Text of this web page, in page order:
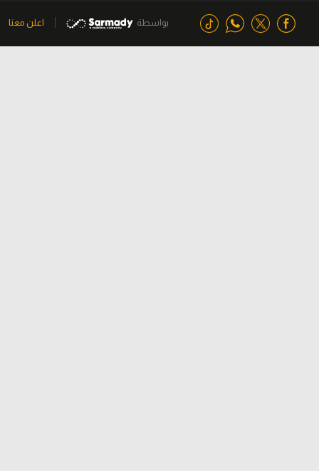
بواسطة اعلن معنا